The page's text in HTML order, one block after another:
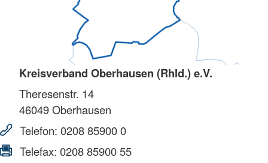
Kreisverband Oberhausen (Rhld.) e.V.
Theresenstr. 14
46049Oberhausen
Telefon: 0208 85900 0
Telefax: 0208 85900 55